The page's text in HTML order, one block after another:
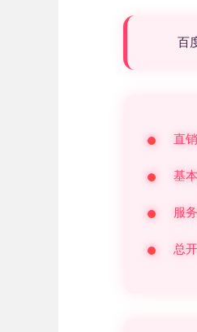
百
直
基
服
总